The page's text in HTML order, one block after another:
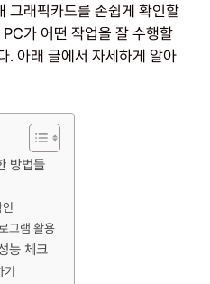
그래픽카드를 손쉽게 확인할
가 어떤 작업을 잘 수행할
. 아래 글에서 자세하게 알아
방법들
그램 활용
능 체크